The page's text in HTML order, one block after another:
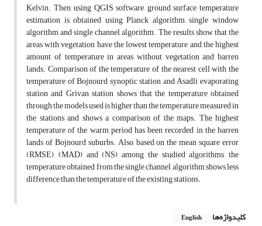
Kelvin. Then, using QGIS software, ground surface temperature
estimation is obtained using Planck algorithm, single window
algorithm and single channel algorithm. The results show that the
areas with vegetation have the lowest temperature and the highest
amount of temperature in areas without vegetation and barren
lands. Comparison of the temperature of the nearest cell with the
temperature of Bojnourd synoptic station and Asadli evaporating
station and Grivan station shows that the temperature obtained
through the models used is higher than the temperature measured in
the stations and shows a comparison of the maps. The highest
temperature of the warm period has been recorded in the barren
lands of Bojnourd suburbs. Also, based on the mean square error
(RMSE), (MAD) and (NS) among the studied algorithms, the
temperature obtained from the single channel algorithm shows less
difference than the temperature of the existing stations.
کلیدواژه‌ها English